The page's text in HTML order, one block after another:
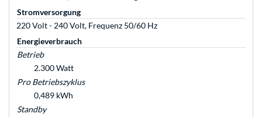
Stromversorgung
220 Volt - 240 Volt, Frequenz 50/60 Hz
Energieverbrauch
Betrieb
2.300 Watt
Pro Betriebszyklus
0,489 kWh
Standby